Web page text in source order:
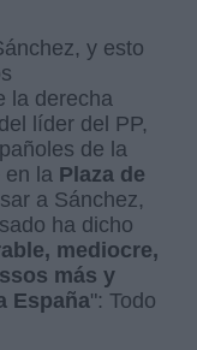
y esto
la derecha
líder del PP,
de la
en la Plaza de
a Sánchez,
ha dicho
mediocre,
más y
España": Todo